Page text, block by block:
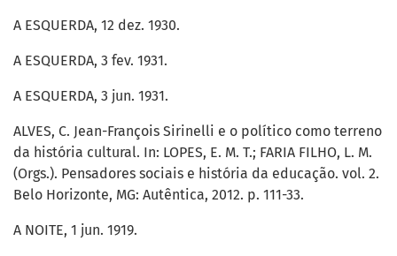
A ESQUERDA, 12 dez. 1930.
A ESQUERDA, 3 fev. 1931.
A ESQUERDA, 3 jun. 1931.
ALVES, C. Jean-François Sirinelli e o político como terreno
da história cultural. In: LOPES, E. M. T.; FARIA FILHO, L. M.
(Orgs.). Pensadores sociais e história da educação. vol. 2.
Belo Horizonte, MG: Autêntica, 2012. p. 111-33.
A NOITE, 1 jun. 1919.